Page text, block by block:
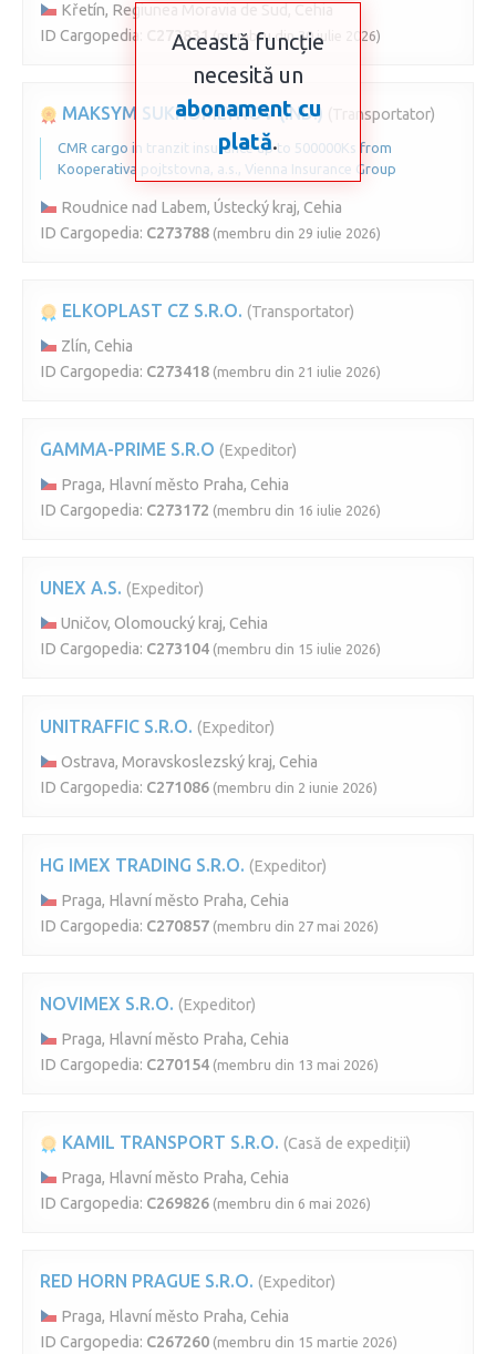
Křetín, Regiunea Moravia de Sud, Cehia
ID Cargopedia:
C273831 (membru din 30 iulie 2026)
MAKSYM SUKHOMLYNOV (IND.) (Transportator)
CMR cargo in tranzit insurance up to 500000Ks from
Kooperativa pojtstovna, a.s., Vienna Insurance Group
Roudnice nad Labem, Ústecký kraj, Cehia
ID Cargopedia: C273788 (membru din 29 iulie 2026)
ELKOPLAST CZ S.R.O. (Transportator)
Zlín, Cehia
ID Cargopedia: C273418 (membru din 21 iulie 2026)
GAMMA-PRIME S.R.O (Expeditor)
Praga, Hlavní město Praha, Cehia
ID Cargopedia: C273172 (membru din 16 iulie 2026)
UNEX A.S. (Expeditor)
Uničov, Olomoucký kraj, Cehia
ID Cargopedia: C273104 (membru din 15 iulie 2026)
UNITRAFFIC S.R.O. (Expeditor)
Ostrava, Moravskoslezský kraj, Cehia
ID Cargopedia: C271086 (membru din 2 iunie 2026)
HG IMEX TRADING S.R.O. (Expeditor)
Praga, Hlavní město Praha, Cehia
ID Cargopedia: C270857 (membru din 27 mai 2026)
NOVIMEX S.R.O. (Expeditor)
Praga, Hlavní město Praha, Cehia
ID Cargopedia: C270154 (membru din 13 mai 2026)
KAMIL TRANSPORT S.R.O. (Casă de expediții)
Praga, Hlavní město Praha, Cehia
ID Cargopedia: C269826 (membru din 6 mai 2026)
RED HORN PRAGUE S.R.O. (Expeditor)
Praga, Hlavní město Praha, Cehia
ID Cargopedia: C267260 (membru din 15 martie 2026)
Această funcție
necesită un
abonament cu
plată.